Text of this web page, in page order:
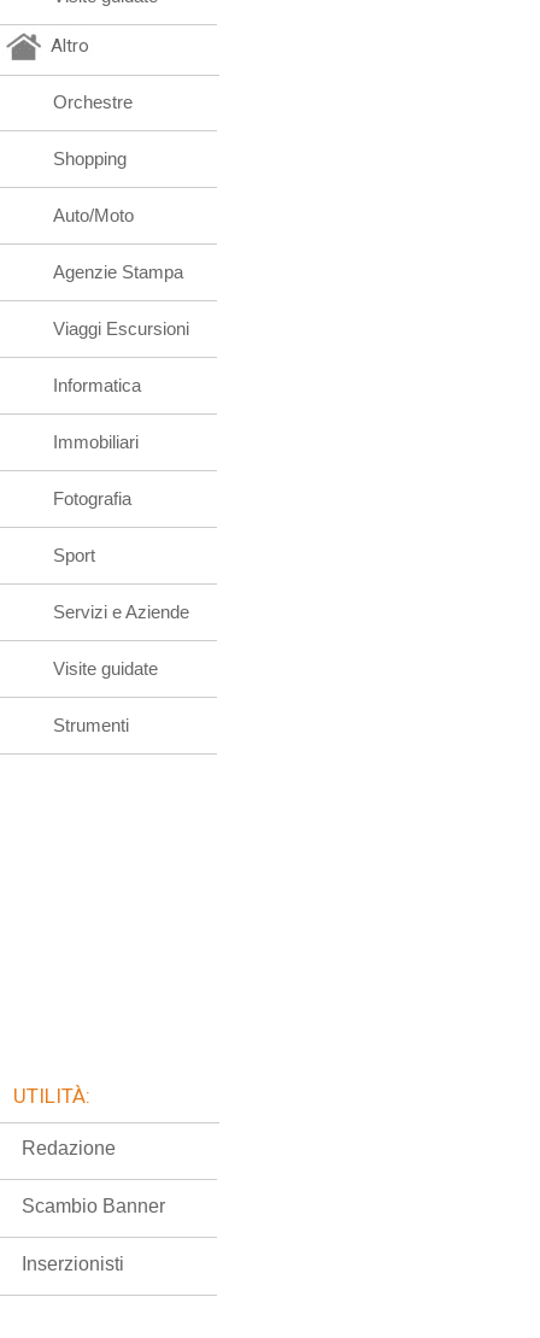
Altro
Orchestre
Shopping
Auto/Moto
Agenzie Stampa
Viaggi Escursioni
Informatica
Immobiliari
Fotografia
Sport
Servizi e Aziende
Visite guidate
Strumenti
UTILITÀ:
Redazione
Scambio Banner
Inserzionisti